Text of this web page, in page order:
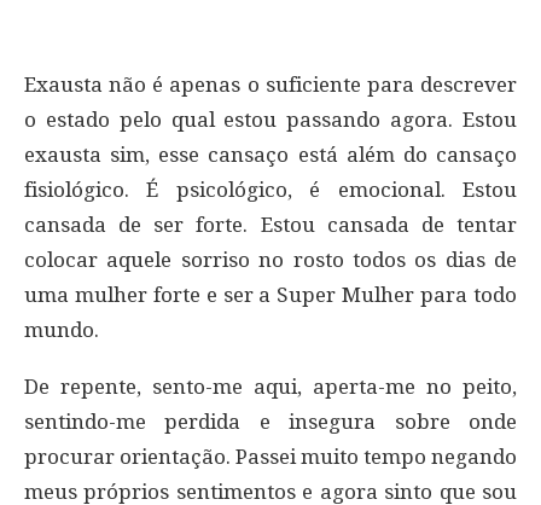
Exausta não é apenas o suficiente para descrever
o estado pelo qual estou passando agora. Estou
exausta sim, esse cansaço está além do cansaço
fisiológico. É psicológico, é emocional. Estou
cansada de ser forte. Estou cansada de tentar
colocar aquele sorriso no rosto todos os dias de
uma mulher forte e ser a Super Mulher para todo
mundo.
De repente, sento-me aqui, aperta-me no peito,
sentindo-me perdida e insegura sobre onde
procurar orientação. Passei muito tempo negando
meus próprios sentimentos e agora sinto que sou